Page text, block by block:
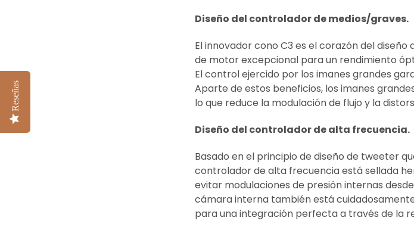
Diseño del controlador de medios/graves.
El innovador cono C3 es el corazón del
de motor excepcional para un rendimiento
El control ejercido por los imanes grandes
Aparte de estos beneficios, los imanes
lo que reduce la modulación de flujo y la
Diseño del controlador de alta frecuencia.
Basado en el principio de diseño de tweeter
controlador de alta frecuencia está sellada
evitar modulaciones de presión internas
cámara interna también está
para una integración perfecta a través de la
Reseñas